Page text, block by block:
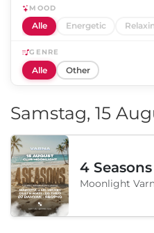
MOOD
Alle Energetic
GENRE
Alle Other
Samstag, 15